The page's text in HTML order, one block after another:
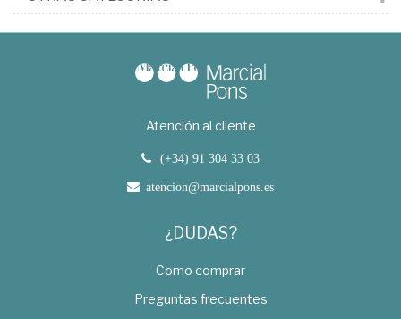
Atención al cliente
(+34) 91 304 33 03
atencion@marcialpons.es
¿DUDAS?
Como comprar
Preguntas frecuentes